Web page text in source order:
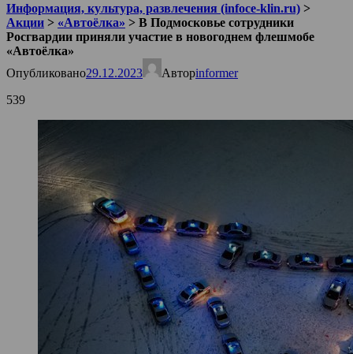
Информация, культура, развлечения (infoce-klin.ru) >
Акции > «Автоёлка» > В Подмосковье сотрудники
Росгвардии приняли участие в новогоднем флешмобе
«Автоёлка»
Опубликовано29.12.2023 Авторinformer
539